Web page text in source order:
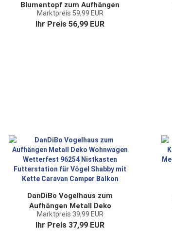
Blumentopf zum Aufhängen
Metall Deko Gießkanne
wetterfest 481999 Nistkasten
Marktpreis 59,99 EUR
Ihr Preis 56,99 EUR
DanDiBo Vogelhaus zum
Aufhängen Metall Deko
Wohnwagen Wetterfest 96254
Nistkasten Futterstation für
Marktpreis 39,99 EUR
Ihr Preis 37,99 EUR